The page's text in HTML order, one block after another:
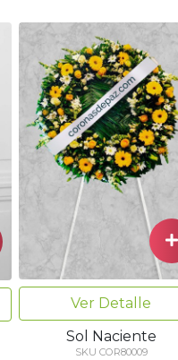
Ver Detalle
Sol Naciente
SKU COR80009